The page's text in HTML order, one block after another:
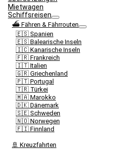
Mietwagen
Schiffsreisen
⛴️ Fähren & Fährrouten
🇪🇸 Spanien
🇪🇸 Balearische Inseln
🇮🇨 Kanarische Inseln
🇫🇷 Frankreich
🇮🇹 Italien
🇬🇷 Griechenland
🇵🇹 Portugal
🇹🇷 Türkei
🇲🇦 Marokko
🇩🇰 Dänemark
🇸🇪 Schweden
🇳🇴 Norwegen
🇫🇮 Finnland
🚢 Kreuzfahrten